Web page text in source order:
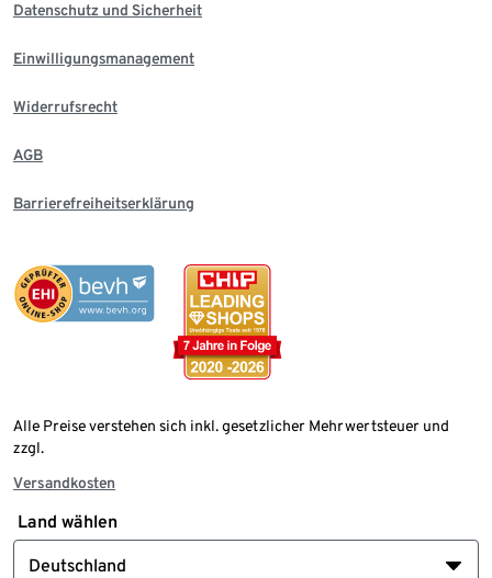
Datenschutz und Sicherheit
Einwilligungsmanagement
Widerrufsrecht
AGB
Barrierefreiheitserklärung
Alle Preise verstehen sich inkl. gesetzlicher Mehrwertsteuer und
zzgl.
Versandkosten
Land wählen
Deutschland